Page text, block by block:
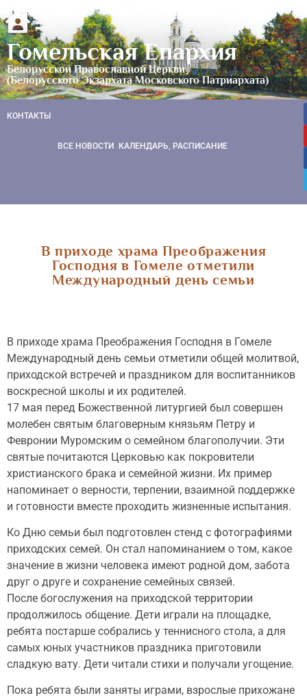
Гомельская Епархия
Белорусской Православной Церкви
(Белорусского Экзархата Московского Патриархата)
КОНТАКТЫ
ВСЕ НОВОСТИ КАЛЕНДАРЬ, РАСПИСАНИЕ
В приходе храма Преображения
Господня в Гомеле отметили
Международный день семьи
В приходе храма Преображения Господня в Гомеле
Международный день семьи отметили общей молитвой,
приходской встречей и праздником для воспитанников
воскресной школы и их родителей.
17 мая перед Божественной литургией был совершен
молебен святым благоверным князьям Петру и
Февронии Муромским о семейном благополучии. Эти
святые почитаются Церковью как покровители
христианского брака и семейной жизни. Их пример
напоминает о верности, терпении, взаимной поддержке
и готовности вместе проходить жизненные испытания.
Ко Дню семьи был подготовлен стенд с фотографиями
приходских семей. Он стал напоминанием о том, какое
значение в жизни человека имеют родной дом, забота
друг о друге и сохранение семейных связей.
После богослужения на приходской территории
продолжилось общение. Дети играли на площадке,
ребята постарше собрались у теннисного стола, а для
самых юных участников праздника приготовили
сладкую вату. Дети читали стихи и получали угощение.
Пока ребята были заняты играми, взрослые прихожане